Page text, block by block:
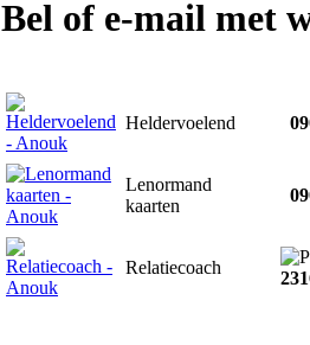
Bel of e-mail met
Heldervoelend
Lenormand
kaarten
Relatiecoach